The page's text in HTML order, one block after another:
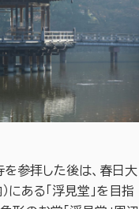
参拝した後は、春日大
にある「浮見堂」を目指